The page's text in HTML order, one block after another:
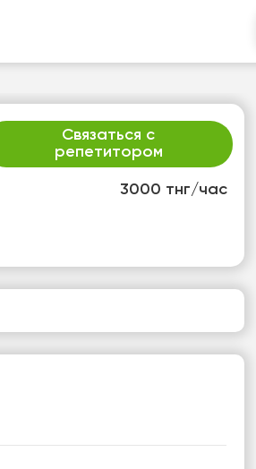
3000 тнг/час
Связаться с
репетитором
12
13
свободных